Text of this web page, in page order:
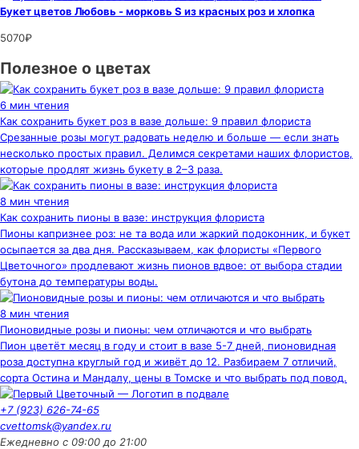
Букет цветов Любовь - морковь S из красных роз и хлопка
5070₽
Полезное о цветах
6 мин чтения
Как сохранить букет роз в вазе дольше: 9 правил флориста
Срезанные розы могут радовать неделю и больше — если знать
несколько простых правил. Делимся секретами наших флористов,
которые продлят жизнь букету в 2–3 раза.
8 мин чтения
Как сохранить пионы в вазе: инструкция флориста
Пионы капризнее роз: не та вода или жаркий подоконник, и букет
осыпается за два дня. Рассказываем, как флористы «Первого
Цветочного» продлевают жизнь пионов вдвое: от выбора стадии
бутона до температуры воды.
8 мин чтения
Пионовидные розы и пионы: чем отличаются и что выбрать
Пион цветёт месяц в году и стоит в вазе 5-7 дней, пионовидная
роза доступна круглый год и живёт до 12. Разбираем 7 отличий,
сорта Остина и Мандалу, цены в Томске и что выбрать под повод.
+7 (923) 626-74-65
cvettomsk@yandex.ru
Ежедневно с 09:00 до 21:00